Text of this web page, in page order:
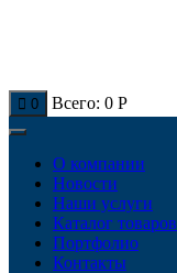
0 Всего: 0 Р
О компании
Новости
Наши услуги
Каталог товаров
Портфолио
Контакты